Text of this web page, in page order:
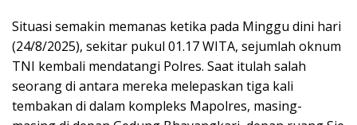
‎Situasi semakin memanas ketika pada Minggu dini hari
(24/8/2025), sekitar pukul 01.17 WITA, sejumlah oknum
TNI kembali mendatangi Polres. Saat itulah salah
seorang di antara mereka melepaskan tiga kali
tembakan di dalam kompleks Mapolres, masing-